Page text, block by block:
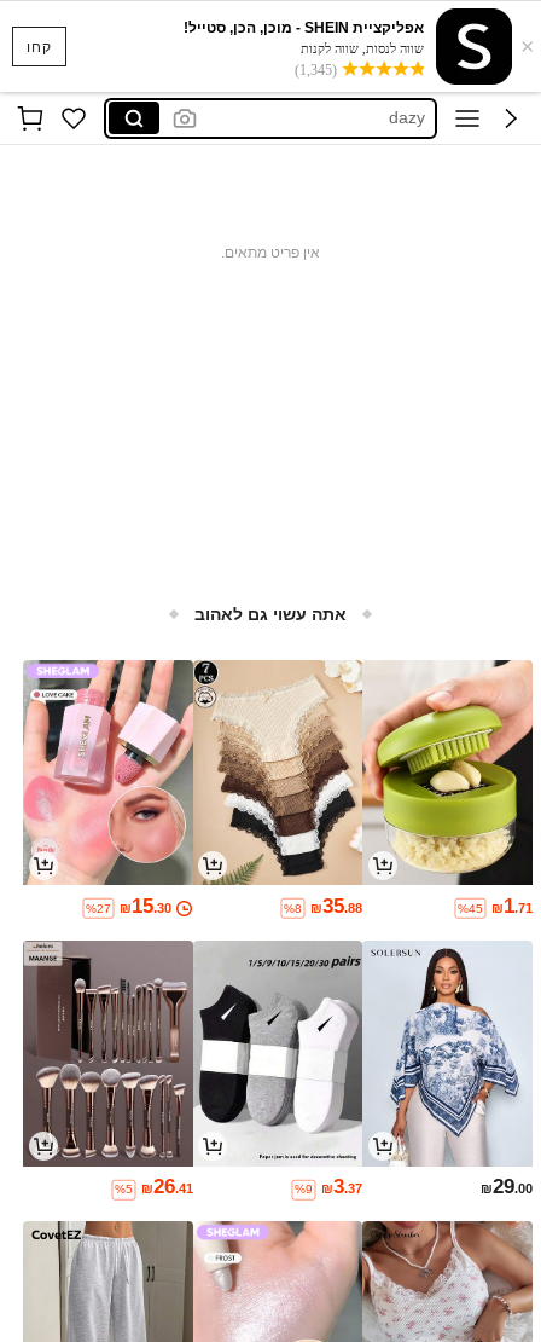
קחו ×
אפליקציית SHEIN - מוכן, הכן, סטייל!
שווה לנסות, שווה לקנות
(1,345)
musera
motf
dazy
אין פריט מתאים.
אתה עשוי גם לאהוב
₪1.71
%45
₪35.88
%8
₪15.30
%27
₪29.00
₪3.37
%9
₪26.41
%5